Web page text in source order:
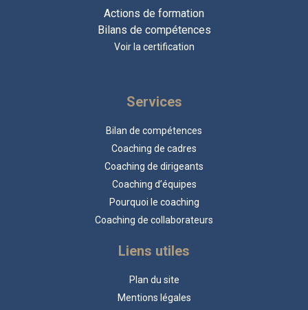
Actions de formation
Bilans de compétences
Voir la certification
Services
Bilan de compétences
Coaching de cadres
Coaching de dirigeants
Coaching d’équipes
Pourquoi le coaching
Coaching de collaborateurs
Liens utiles
Plan du site
Mentions légales